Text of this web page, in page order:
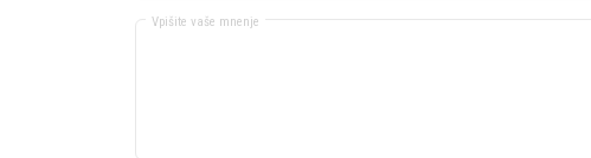
Vpišite vaše mnenje